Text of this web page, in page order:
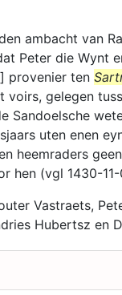
ambacht van
Peter die Wynt
provenier ten
voirs, gelegen
Sandoelsche
uten enen
heemraders
hen (vgl 1430-
Vastraets,
Hubertsz en